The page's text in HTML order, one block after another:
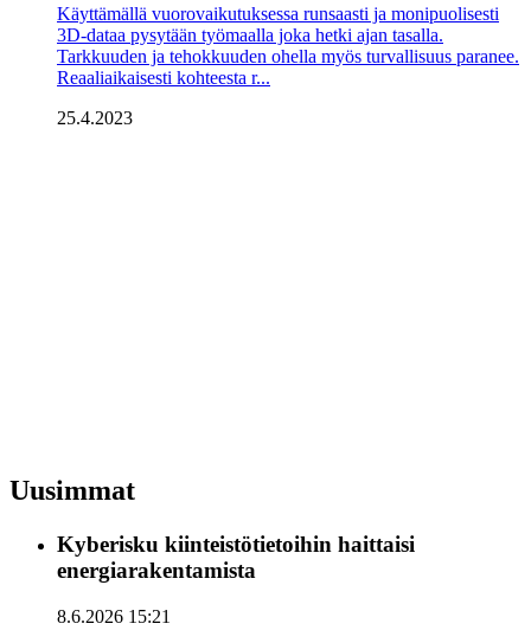
Käyttämällä vuorovaikutuksessa runsaasti ja monipuolisesti
3D-dataa pysytään työmaalla joka hetki ajan tasalla.
Tarkkuuden ja tehokkuuden ohella myös turvallisuus paranee.
Reaaliaikaisesti kohteesta r...
25.4.2023
Uusimmat
Kyberisku kiinteistötietoihin haittaisi
energiarakentamista
8.6.2026 15:21